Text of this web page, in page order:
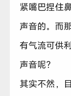
紧嘴巴捏住
声音的。而
有气流可供
声音呢？
其实不然，